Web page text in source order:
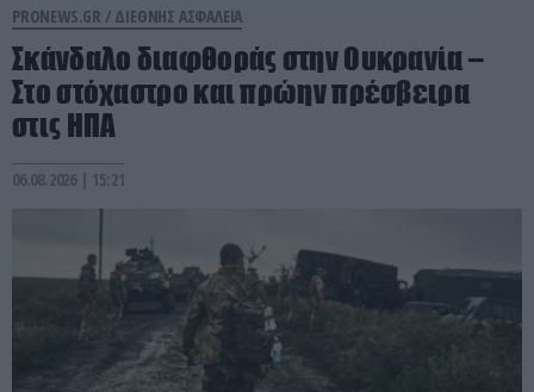
PRONEWS.GR / ΔΙΕΘΝΗΣ ΑΣΦΑΛΕΙΑ
Σκάνδαλο διαφθοράς στην Ουκρανία –
Στο στόχαστρο και πρώην πρέσβειρα
στις ΗΠΑ
06.08.2026 | 15:21